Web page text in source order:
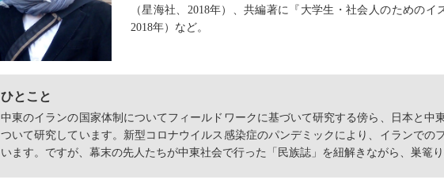
（星海社、2018年）、共編著に『大学生・社会人のためのイ
2018年）など。
ひとこと
中東のイランの国家体制についてフィールドワークに基づいて研究する傍ら、日本と中
ついて研究しています。新型コロナウイルス感染症のパンデミックにより、イランでの
います。ですが、幕末の先人たちが中東社会で行った「民族誌」を紐解きながら、巣篭